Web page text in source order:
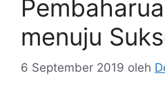
menuju
6 September 2019 oleh